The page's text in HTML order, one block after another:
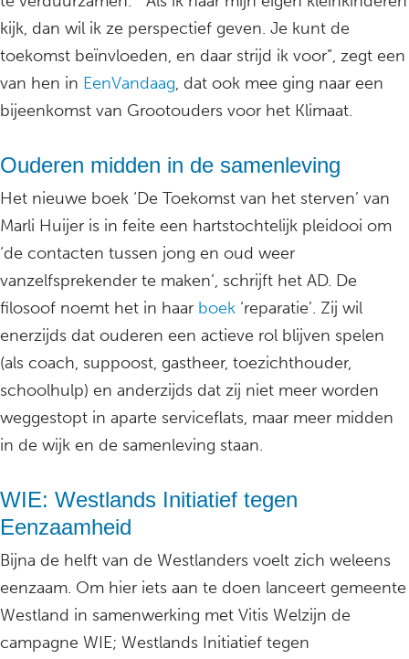
kijk, dan wil ik ze perspectief geven. Je kunt de
toekomst beïnvloeden, en daar strijd ik voor”, zegt een
van hen in EenVandaag, dat ook mee ging naar een
bijeenkomst van Grootouders voor het Klimaat.
Ouderen midden in de samenleving
Het nieuwe boek ‘De Toekomst van het sterven’ van
Marli Huijer is in feite een hartstochtelijk pleidooi om
‘de contacten tussen jong en oud weer
vanzelfsprekender te maken’, schrijft het AD. De
filosoof noemt het in haar boek ‘reparatie’. Zij wil
enerzijds dat ouderen een actieve rol blijven spelen
(als coach, suppoost, gastheer, toezichthouder,
schoolhulp) en anderzijds dat zij niet meer worden
weggestopt in aparte serviceflats, maar meer midden
in de wijk en de samenleving staan.
WIE: Westlands Initiatief tegen
Eenzaamheid
Bijna de helft van de Westlanders voelt zich weleens
eenzaam. Om hier iets aan te doen lanceert gemeente
Westland in samenwerking met Vitis Welzijn de
campagne WIE; Westlands Initiatief tegen